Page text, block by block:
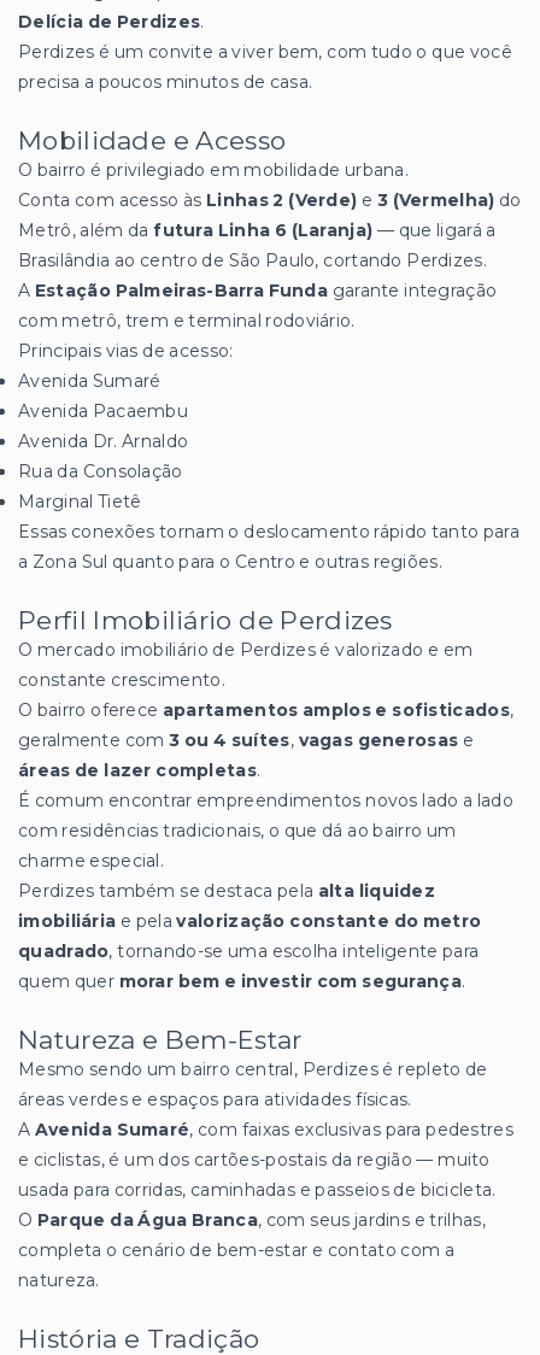
Delícia de Perdizes.
Perdizes é um convite a viver bem, com tudo o que você
precisa a poucos minutos de casa.
Mobilidade e Acesso
O bairro é privilegiado em mobilidade urbana.
Conta com acesso às Linhas 2 (Verde) e 3 (Vermelha) do
Metrô, além dafutura Linha 6 (Laranja) — que ligará a
Brasilândia ao centro de São Paulo, cortando Perdizes.
A Estação Palmeiras-Barra Funda garante integração
com metrô, trem e terminal rodoviário.
Principais vias de acesso:
Avenida Sumaré
Avenida Pacaembu
Avenida Dr. Arnaldo
Rua da Consolação
Marginal Tietê
Essas conexões tornam o deslocamento rápido tanto para
a Zona Sul quanto para o Centro e outras regiões.
Perfil Imobiliário de Perdizes
O mercado imobiliário de Perdizes é valorizado e em
constante crescimento.
O bairro oferece apartamentos amplos e sofisticados,
geralmente com3 ou 4 suítes, vagas generosas e
áreas de lazer completas.
É comum encontrar empreendimentos novos lado a lado
com residências tradicionais, o que dá ao bairro um
charme especial.
Perdizes também se destaca pela alta liquidez
imobiliária e pelavalorização constante do metro
quadrado, tornando-se uma escolha inteligente para
quem quer morar bem e investir com segurança.
Natureza e Bem-Estar
Mesmo sendo um bairro central, Perdizes é repleto de
áreas verdes e espaços para atividades físicas.
A Avenida Sumaré, com faixas exclusivas para pedestres
e ciclistas, é um dos cartões-postais da região — muito
usada para corridas, caminhadas e passeios de bicicleta.
O Parque da Água Branca, com seus jardins e trilhas,
completa o cenário de bem-estar e contato com a
natureza.
História e Tradição